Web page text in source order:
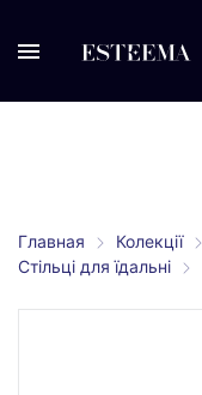
Главная Колекції
Стільці для їдальні